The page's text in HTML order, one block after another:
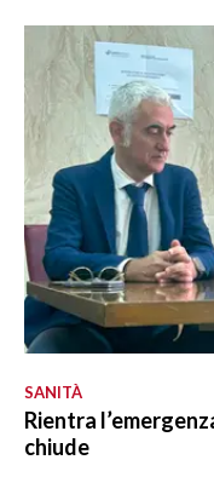
SANITÀ
Rientra
chiude